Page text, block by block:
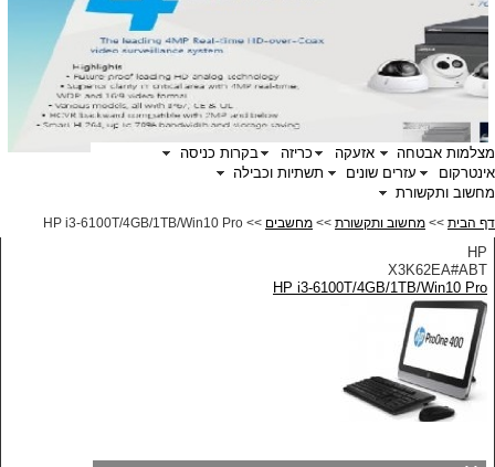
מצלמות אבטחה אזעקה כריזה
בקרות כניסה
אינטרקום
עזרים שונים
תשתיות וכבילה
מחשוב ותקשורת
דף הבית >> מחשוב ותקשורת >> מחשבים >> HP i3-6100T/4GB/1TB/Win10 Pro
HP
X3K62EA#ABT
HP i3-6100T/4GB/1TB/Win10 Pro